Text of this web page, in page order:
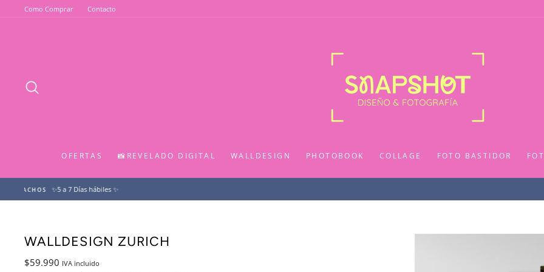
Como Comprar Contacto
OFERTAS 📸REVELADO DIGITAL WALLDESIGN PHOTOBOOK COLLAGE FOTO BASTIDOR
WALLDESIGN ZURICH
Precio
$59.990 IVA incluido